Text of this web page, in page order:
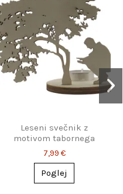
Leseni svečnik z
motivom tabornega
ognja – sproščen
večerni ambient
7,99 €
Poglej